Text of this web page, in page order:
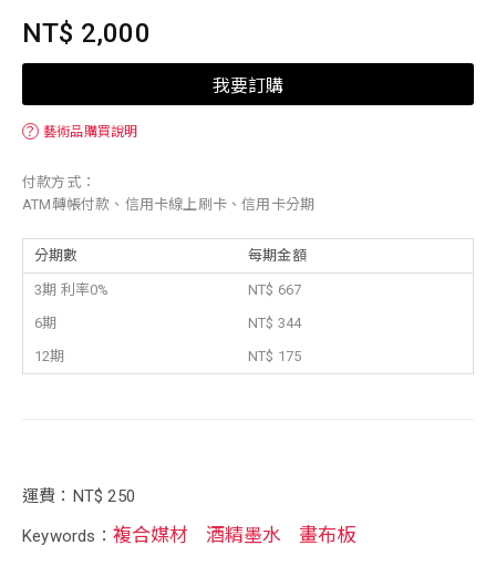
NT$ 2,000
我要訂購
？ 藝術品購買說明
付款方式：
ATM轉帳付款、信用卡線上刷卡、信用卡分期
分期數 每期金額
3期 利率0%
NT$ 667
6期
NT$ 344
12期
NT$ 175
運費：NT$ 250
Keywords： 複合媒材 酒精墨水 畫布板